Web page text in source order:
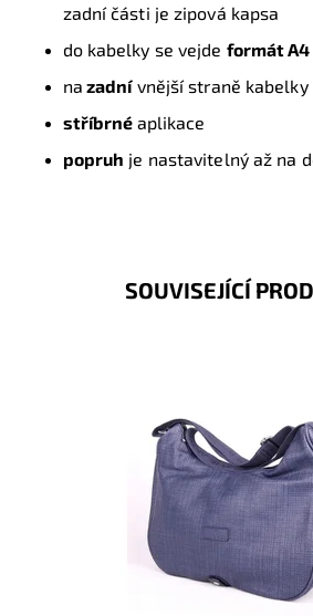
zadní části je zipová kapsa
do kabelky se vejde formát A4
na zadnívnější straně
stříbrné aplikace
popruh je nastavitelný až na
SOUVISEJÍCÍ
Velká tmavěmodrá crossbody
Basile, která zaujme materiálem a
Skladem
16976
Antonio Basile